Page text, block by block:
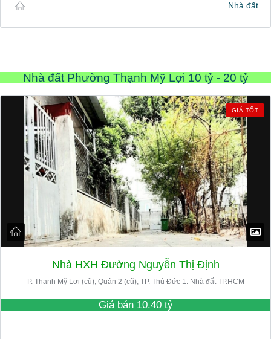
Nhà đất
Nhà đất Phường Thạnh Mỹ Lợi 10 tỷ - 20 tỷ
GIÁ TỐT
Nhà HXH Đường Nguyễn Thị Định
P. Thạnh Mỹ Lợi (cũ), Quận 2 (cũ), TP. Thủ Đức 1. Nhà đất TP.HCM
Giá bán 10.40 tỷ